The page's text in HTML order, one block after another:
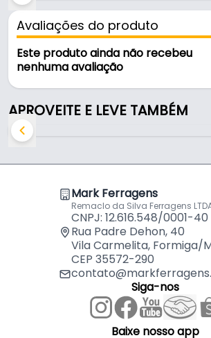
resistente e durável no uso diário.
Características:
- Marca: Exsan
- Revestimento: Borracha
- Dureza: 65/70 Shore-a
- Aplicação: Utilizada em
Indicado para:
- Utilizada em coladeiras de borda
Avaliações do produto
Este produto ainda não recebeu
nenhuma avaliação
APROVEITE E LEVE TAMBÉM
Mark Ferragens
Remaclo da Silva Ferragens
CNPJ: 12.616.548/0001-40
Rua Padre Dehon, 40
Vila Carmelita, Formiga/
CEP 35572-290
Siga-nos
Baixe nosso app